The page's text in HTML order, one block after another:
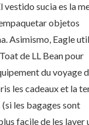
vestido sucia es la
objetos
Asimismo, Eagle
de LL Bean pour
du voyage
les cadeaux et la
les bagages sont
facile de les laver